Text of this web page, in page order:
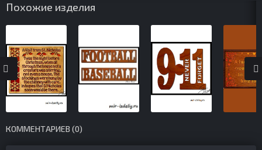
Похожие изделия
КОММЕНТАРИЕВ (0)